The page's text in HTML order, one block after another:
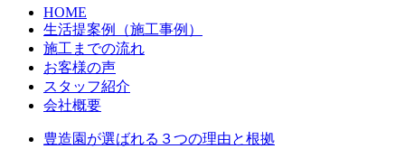
HOME
生活提案例（施工事例）
施工までの流れ
お客様の声
スタッフ紹介
会社概要
豊造園が選ばれる３つの理由と根拠